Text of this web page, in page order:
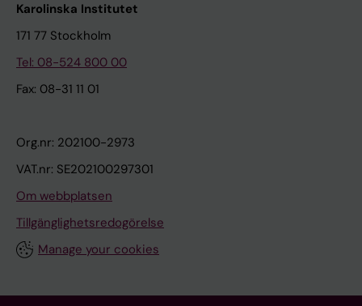
Karolinska Institutet
171 77 Stockholm
Tel: 08-524 800 00
Fax: 08-31 11 01
Org.nr: 202100-2973
VAT.nr: SE202100297301
Om webbplatsen
Tillgänglighetsredogörelse
Manage your cookies